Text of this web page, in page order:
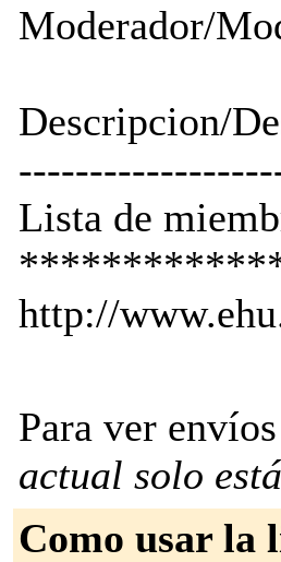
Moderador/
Descripcion/
Lista de
http://
Para ver
actual solo
Como usar la